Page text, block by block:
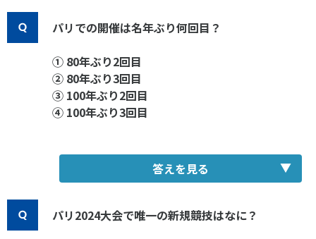
パリでの開催は名年ぶり何回目？
① 80年ぶり2回目
② 80年ぶり3回目
③ 100年ぶり2回目
④ 100年ぶり3回目
答えを見る
パリ2024大会で唯一の新規競技はなに？